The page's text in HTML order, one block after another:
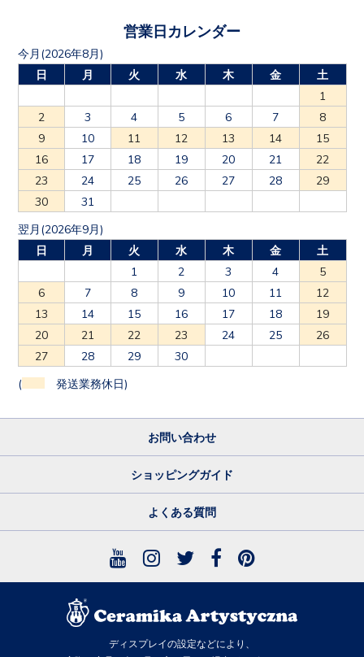
営業日カレンダー
今月(2026年8月)
日
月 火 水 木 金
土
1
2
3 4 5 6 7
8
9
10 11 12 13 14
15
16
17 18 19 20 21
22
23
24 25 26 27 28
29
30
31
翌月(2026年9月)
日
月 火 水 木 金
土
1
2 3 4
5
6
7 8 9 10 11
12
13
14 15 16 17 18
19
20
21 22 23 24 25
26
27
28 29 30
( 発送業務休日)
お問い合わせ
ショッピングガイド
よくある質問
ディスプレイの設定などにより、